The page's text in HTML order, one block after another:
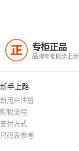
正 专柜正品
品牌专柜同步上新
新手上路
新用户注册
购物流程
支付方式
尺码表参考